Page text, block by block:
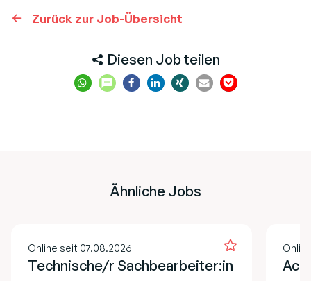
Zurück zur Job-Übersicht
Diesen Job teilen
Ähnliche Jobs
Online seit 07.08.2026
Technische/r Sachbearbeiter:in